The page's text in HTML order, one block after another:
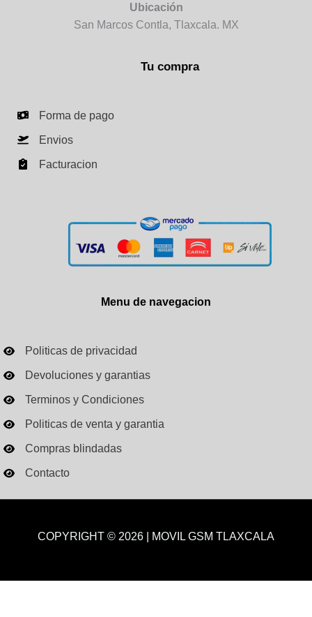
Ubicación
San Marcos Contla, Tlaxcala. MX
Tu compra
Forma de pago
Envios
Facturacion
Menu de navegacion
Politicas de privacidad
Devoluciones y garantias
Terminos y Condiciones
Politicas de venta y garantia
Compras blindadas
Contacto
COPYRIGHT © 2026 | MOVIL GSM TLAXCALA